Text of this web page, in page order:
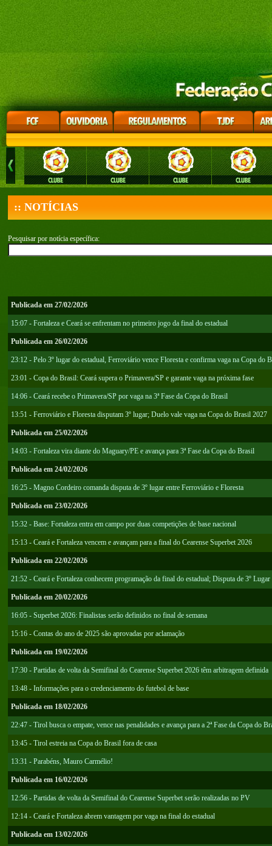
:: NOTÍCIAS
Pesquisar por notícia específica:
Publicada em 27/02/2026
15:07 - Fortaleza e Ceará se enfrentam no primeiro jogo da final do estadual
Publicada em 26/02/2026
23:12 - Pelo 3º lugar do estadual, Ferroviário vence Floresta e confirma vaga na Copa do
23:01 - Copa do Brasil: Ceará supera o Primavera/SP e garante vaga na próxima fase
14:06 - Ceará recebe o Primavera/SP por vaga na 3ª Fase da Copa do Brasil
13:51 - Ferroviário e Floresta disputam 3º lugar; Duelo vale vaga na Copa do Brasil 2027
Publicada em 25/02/2026
14:03 - Fortaleza vira diante do Maguary/PE e avança para 3ª Fase da Copa do Brasil
Publicada em 24/02/2026
16:25 - Magno Cordeiro comanda disputa de 3º lugar entre Ferroviário e Floresta
Publicada em 23/02/2026
15:32 - Base: Fortaleza entra em campo por duas competições de base nacional
15:13 - Ceará e Fortaleza vencem e avançam para a final do Cearense Superbet 2026
Publicada em 22/02/2026
21:52 - Ceará e Fortaleza conhecem programação da final do estadual; Disputa de 3º
Publicada em 20/02/2026
16:05 - Superbet 2026: Finalistas serão definidos no final de semana
15:16 - Contas do ano de 2025 são aprovadas por aclamação
Publicada em 19/02/2026
17:30 - Partidas de volta da Semifinal do Cearense Superbet 2026 têm arbitragem definida
13:48 - Informações para o credenciamento do futebol de base
Publicada em 18/02/2026
22:47 - Tirol busca o empate, vence nas penalidades e avança para a 2ª Fase da Copa do
13:45 - Tirol estreia na Copa do Brasil fora de casa
13:31 - Parabéns, Mauro Carmélio!
Publicada em 16/02/2026
12:56 - Partidas de volta da Semifinal do Cearense Superbet serão realizadas no PV
12:14 - Ceará e Fortaleza abrem vantagem por vaga na final do estadual
Publicada em 13/02/2026